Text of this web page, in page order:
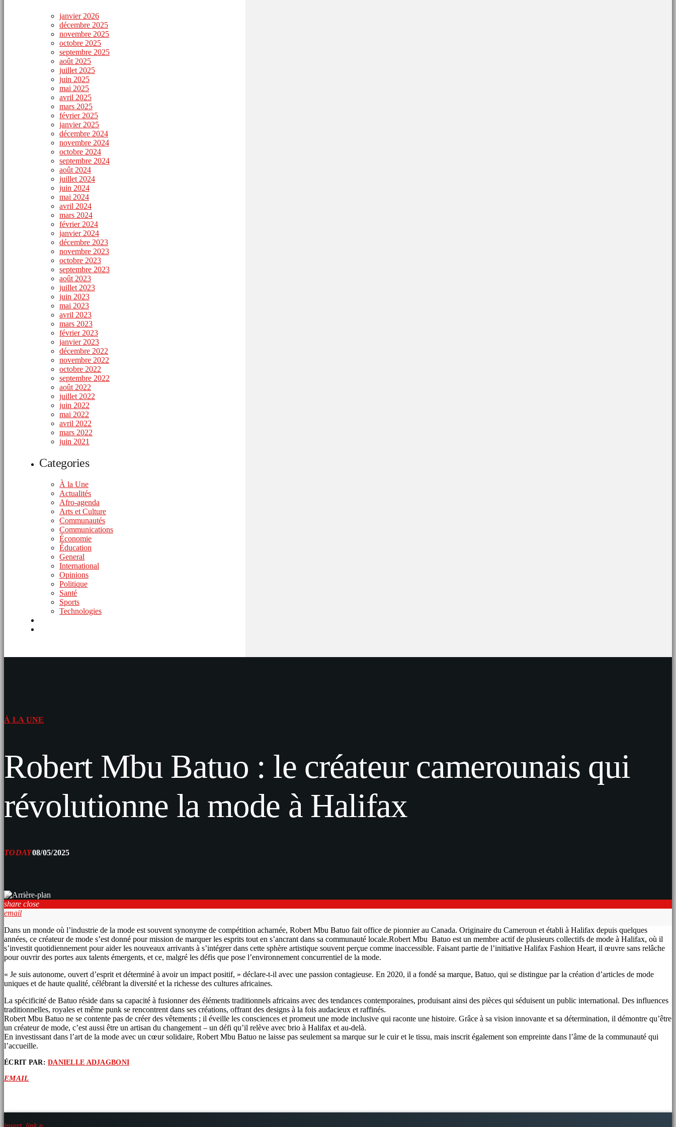
janvier 2026
décembre 2025
novembre 2025
octobre 2025
septembre 2025
août 2025
juillet 2025
juin 2025
mai 2025
avril 2025
mars 2025
février 2025
janvier 2025
décembre 2024
novembre 2024
octobre 2024
septembre 2024
août 2024
juillet 2024
juin 2024
mai 2024
avril 2024
mars 2024
février 2024
janvier 2024
décembre 2023
novembre 2023
octobre 2023
septembre 2023
août 2023
juillet 2023
juin 2023
mai 2023
avril 2023
mars 2023
février 2023
janvier 2023
décembre 2022
novembre 2022
octobre 2022
septembre 2022
août 2022
juillet 2022
juin 2022
mai 2022
avril 2022
mars 2022
juin 2021
Categories
À la Une
Actualités
Afro-agenda
Arts et Culture
Communautés
Communications
Économie
Éducation
General
International
Opinions
Politique
Santé
Sports
Technologies
À LA UNE
Robert Mbu Batuo : le créateur camerounais qui
révolutionne la mode à Halifax
TODAY08/05/2025
share close
email
Dans un monde où l’industrie de la mode est souvent synonyme de compétition acharnée, Robert Mbu Batuo fait office de pionnier au Canada. Originaire du Cameroun et établi à Halifax depuis quelques
années, ce créateur de mode s’est donné pour mission de marquer les esprits tout en s’ancrant dans sa communauté locale.Robert Mbu Batuo est un membre actif de plusieurs collectifs de mode à Halifax, où il
s’investit quotidiennement pour aider les nouveaux arrivants à s’intégrer dans cette sphère artistique souvent perçue comme inaccessible. Faisant partie de l’initiative Halifax Fashion Heart, il œuvre sans relâche
pour ouvrir des portes aux talents émergents, et ce, malgré les défis que pose l’environnement concurrentiel de la mode.
« Je suis autonome, ouvert d’esprit et déterminé à avoir un impact positif, » déclare-t-il avec une passion contagieuse. En 2020, il a fondé sa marque, Batuo, qui se distingue par la création d’articles de mode
uniques et de haute qualité, célébrant la diversité et la richesse des cultures africaines.
La spécificité de Batuo réside dans sa capacité à fusionner des éléments traditionnels africains avec des tendances contemporaines, produisant ainsi des pièces qui séduisent un public international. Des influences
traditionnelles, royales et même punk se rencontrent dans ses créations, offrant des designs à la fois audacieux et raffinés.
Robert Mbu Batuo ne se contente pas de créer des vêtements ; il éveille les consciences et promeut une mode inclusive qui raconte une histoire. Grâce à sa vision innovante et sa détermination, il démontre qu’être
un créateur de mode, c’est aussi être un artisan du changement – un défi qu’il relève avec brio à Halifax et au-delà.
En investissant dans l’art de la mode avec un cœur solidaire, Robert Mbu Batuo ne laisse pas seulement sa marque sur le cuir et le tissu, mais inscrit également son empreinte dans l’âme de la communauté qui
l’accueille.
ÉCRIT PAR:DANIELLE ADJAGBONI
EMAIL